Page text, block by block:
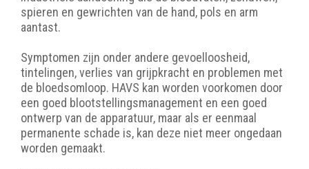
spieren en gewrichten van de hand, pols en arm
aantast.
Symptomen zijn onder andere gevoelloosheid,
tintelingen, verlies van grijpkracht en problemen met
de bloedsomloop. HAVS kan worden voorkomen door
een goed blootstellingsmanagement en een goed
ontwerp van de apparatuur, maar als er eenmaal
permanente schade is, kan deze niet meer ongedaan
worden gemaakt.